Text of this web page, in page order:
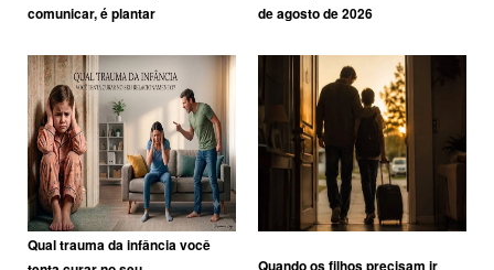
comunicar, é plantar
de agosto de 2026
Qual trauma da infância você
Quando os filhos precisam ir